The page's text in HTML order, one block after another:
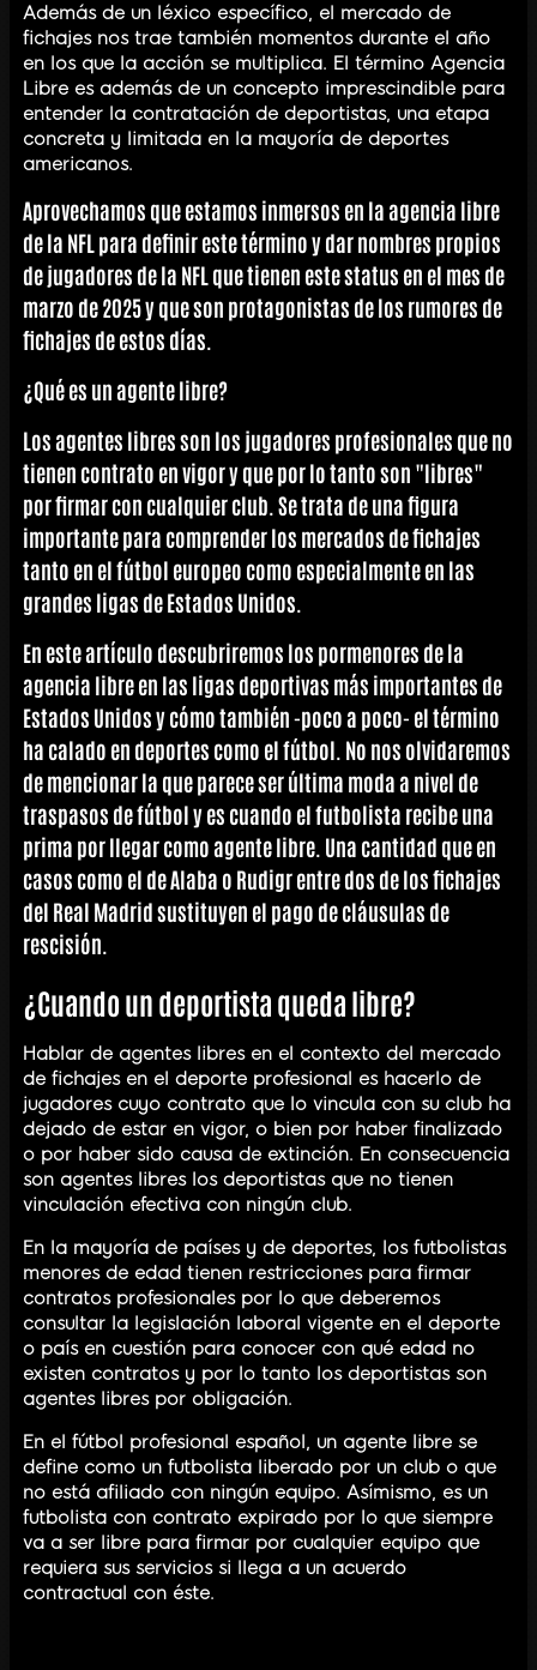
Además de un léxico específico, el mercado de
fichajes nos trae también momentos durante el año
en los que la acción se multiplica. El término Agencia
Libre es además de un concepto imprescindible para
entender la contratación de deportistas, una etapa
concreta y limitada en la mayoría de deportes
americanos.
Aprovechamos que estamos inmersos en la agencia libre
de la NFL para definir este término y dar nombres propios
de jugadores de la NFL que tienen este status en el mes de
marzo de 2025 y que son protagonistas de los rumores de
fichajes de estos días.
¿Qué es un agente libre?
Los agentes libres son los jugadores profesionales que no
tienen contrato en vigor y que por lo tanto son "libres"
por firmar con cualquier club. Se trata de una figura
importante para comprender los mercados de fichajes
tanto en el fútbol europeo como especialmente en las
grandes ligas de Estados Unidos.
En este artículo descubriremos los pormenores de la
agencia libre en las ligas deportivas más importantes de
Estados Unidos y cómo también -poco a poco- el término
ha calado en deportes como el fútbol. No nos olvidaremos
de mencionar la que parece ser última moda a nivel de
traspasos de fútbol y es cuando el futbolista recibe una
prima por llegar como agente libre. Una cantidad que en
casos como el de Alaba o Rudigr entre dos de los fichajes
del Real Madrid sustituyen el pago de cláusulas de
rescisión.
¿Cuando un deportista queda libre?
Hablar de agentes libres en el contexto del mercado
de fichajes en el deporte profesional es hacerlo de
jugadores cuyo contrato que lo vincula con su club ha
dejado de estar en vigor, o bien por haber finalizado
o por haber sido causa de extinción. En consecuencia
son agentes libres los deportistas que no tienen
vinculación efectiva con ningún club.
En la mayoría de países y de deportes, los futbolistas
menores de edad tienen restricciones para firmar
contratos profesionales por lo que deberemos
consultar la legislación laboral vigente en el deporte
o país en cuestión para conocer con qué edad no
existen contratos y por lo tanto los deportistas son
agentes libres por obligación.
En el fútbol profesional español, un agente libre se
define como un futbolista liberado por un club o que
no está afiliado con ningún equipo. Asímismo, es un
futbolista con contrato expirado por lo que siempre
va a ser libre para firmar por cualquier equipo que
requiera sus servicios si llega a un acuerdo
contractual con éste.